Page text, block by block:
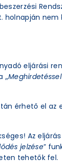
holnapján
eljárási
„
érhető el az
Az
jelzése”
tehetők fel.